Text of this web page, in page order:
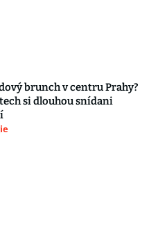
brunch v centru Prahy?
si dlouhou snídani